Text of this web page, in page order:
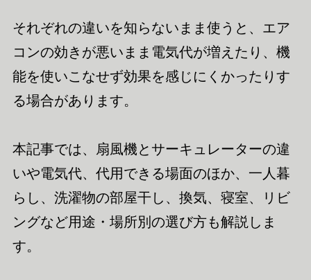
それぞれの違いを知らないまま使うと、エア
コンの効きが悪いまま電気代が増えたり、機
能を使いこなせず効果を感じにくかったりす
る場合があります。
本記事では、扇風機とサーキュレーターの違
いや電気代、代用できる場面のほか、一人暮
らし、洗濯物の部屋干し、換気、寝室、リビ
ングなど用途・場所別の選び方も解説しま
す。